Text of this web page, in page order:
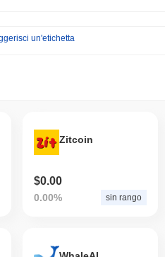
un'etichetta
Zitcoin
$0.00
0.00% sin rango